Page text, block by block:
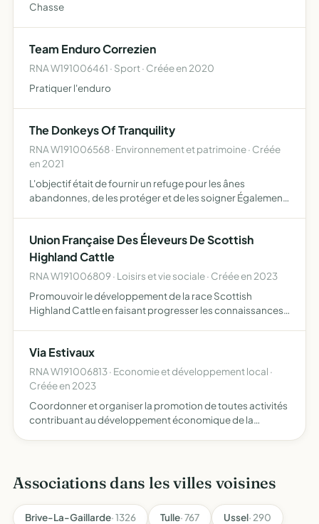
Chasse
Team Enduro Correzien
RNA W191006461 · Sport · Créée en 2020
Pratiquer l'enduro
The Donkeys Of Tranquility
RNA W191006568 · Environnement et patrimoine · Créée
en 2021
L'objectif était de fournir un refuge pour les ânes
abandonnes, de les protéger et de les soigner Également,
qui…
Union Française Des Éleveurs De Scottish
Highland Cattle
RNA W191006809 · Loisirs et vie sociale · Créée en 2023
Promouvoir le développement de la race Scottish
Highland Cattle en faisant progresser les connaissances
Cattle S…
Via Estivaux
RNA W191006813 · Economie et développement local ·
Créée en 2023
Coordonner et organiser la promotion de toutes activités
contribuant au développement économique de la
Associations dans les villes voisines
Brive-La-Gaillarde· 1326 Tulle· 767 Ussel· 290